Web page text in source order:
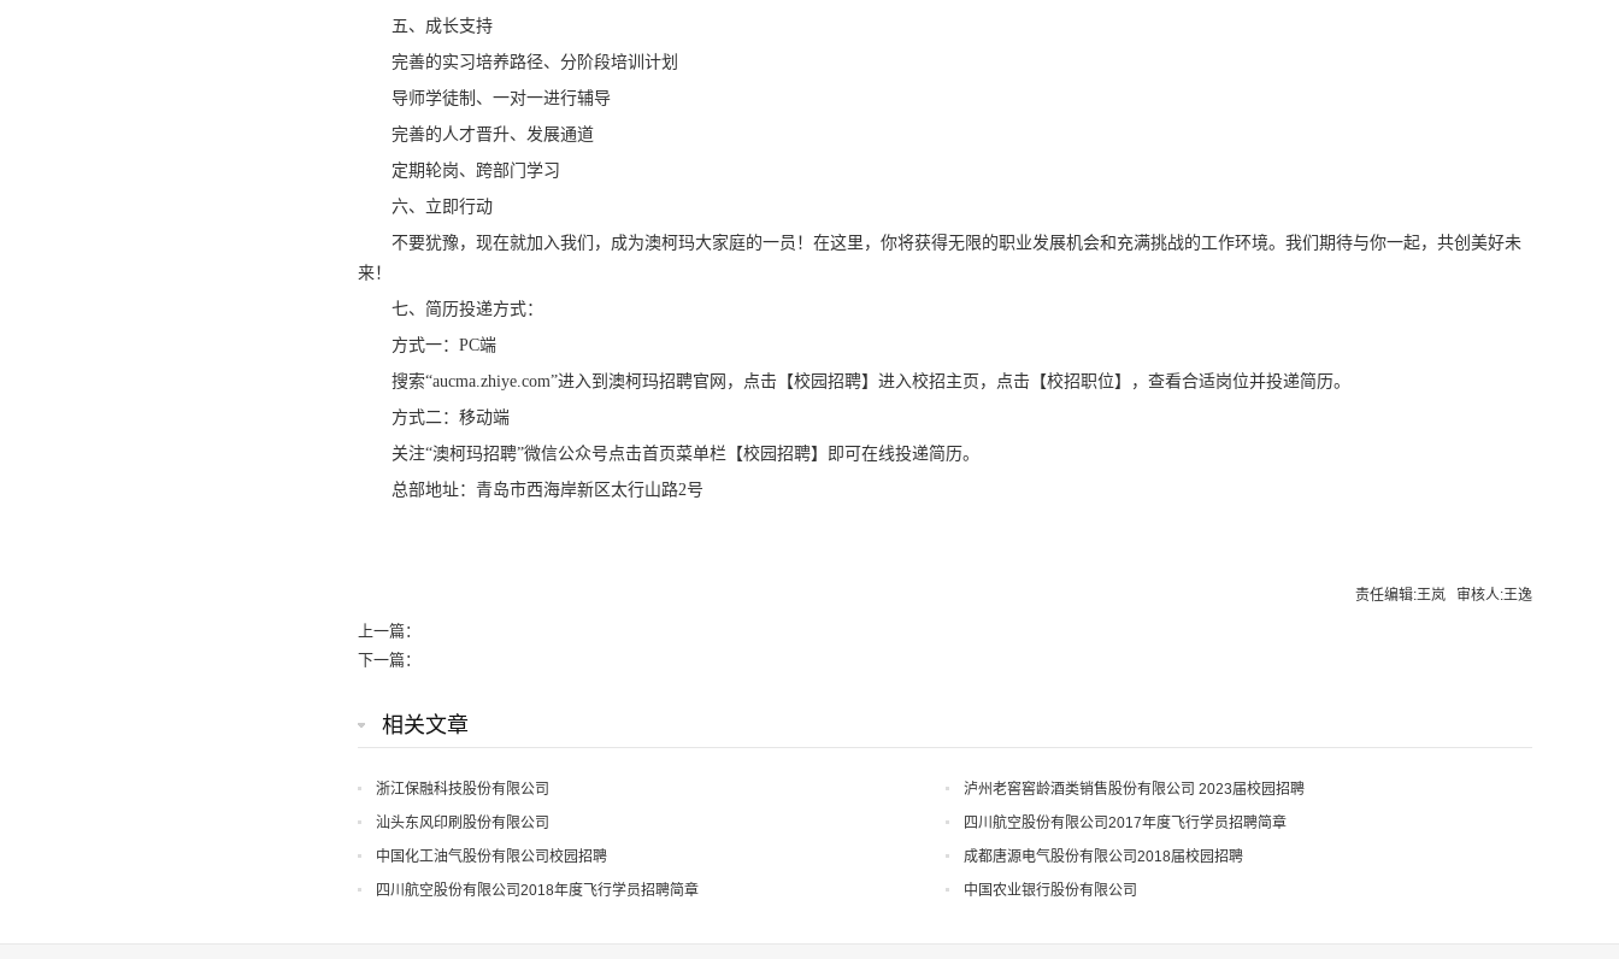
五、成长支持
完善的实习培养路径、分阶段培训计划
导师学徒制、一对一进行辅导
完善的人才晋升、发展通道
定期轮岗、跨部门学习
六、立即行动
不要犹豫，现在就加入我们，成为澳柯玛大家庭的一员！在这里，你将获得无限的职业发展机会和充满挑战的工作环境。我们期待与你一起，共创美好未
来！
七、简历投递方式：
方式一：PC端
搜索“aucma.zhiye.com”进入到澳柯玛招聘官网，点击【校园招聘】进入校招主页，点击【校招职位】，查看合适岗位并投递简历。
方式二：移动端
关注“澳柯玛招聘”微信公众号点击首页菜单栏【校园招聘】即可在线投递简历。
总部地址：青岛市西海岸新区太行山路2号
责任编辑:王岚 审核人:王逸
上一篇：
下一篇：
相关文章
浙江保融科技股份有限公司
泸州老窖窖龄酒类销售股份有限公司 2023届校园招聘
汕头东风印刷股份有限公司
四川航空股份有限公司2017年度飞行学员招聘简章
中国化工油气股份有限公司校园招聘
成都唐源电气股份有限公司2018届校园招聘
四川航空股份有限公司2018年度飞行学员招聘简章
中国农业银行股份有限公司